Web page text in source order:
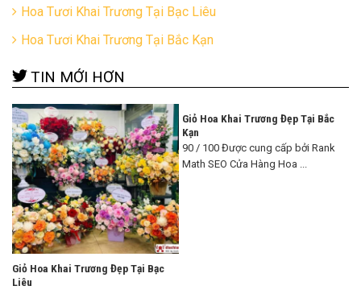
Hoa Tươi Khai Trương Tại Bạc Liêu
Hoa Tươi Khai Trương Tại Bắc Kạn
TIN MỚI HƠN
Giỏ Hoa Khai Trương Đẹp Tại Bạc
Liêu
Giỏ Hoa Khai Trương Đẹp Tại Bắc
Kạn
90 / 100 Được cung cấp bởi Rank
Math SEO Cửa Hàng Hoa ...